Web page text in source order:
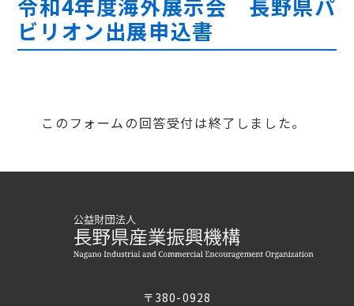
令和4年度海外展示会 長野県パ
ビリオン出展申込書
このフォームの回答受付は終了しました。
〒380-0928